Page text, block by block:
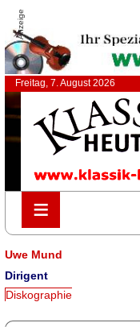
Anzeige
Freitag, 7. August 2026
≡
≡
Uwe Mund
Dirigent
Diskographie